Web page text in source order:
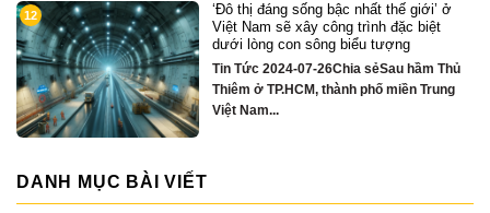
4
Nhà phố bên sông Hàn, ngay sát toà
căn hộ cao cấp S3 gần ngay mặt sông
Quỹ căn VipTin Tức 2024-08-28Chia
sẻNHÀ PHỐ BÊN SÔNG HÀN
TOWNHOUSE KINH DOANH THƯƠNG
MẠI...
DANH MỤC BÀI VIẾT